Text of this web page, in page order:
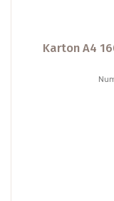
Karton A4